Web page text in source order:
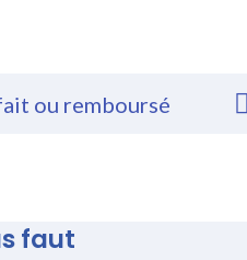
ou remboursé
faut